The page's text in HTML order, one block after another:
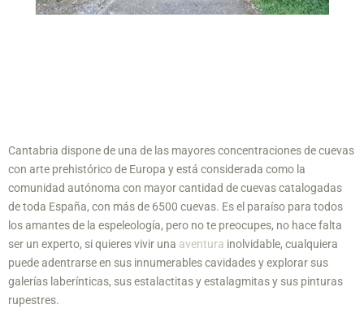
Cantabria dispone de una de las mayores concentraciones de cuevas
con arte prehistórico de Europa y está considerada como la
comunidad autónoma con mayor cantidad de cuevas catalogadas
de toda España, con más de 6500 cuevas. Es el paraíso para todos
los amantes de la espeleología, pero no te preocupes, no hace falta
ser un experto, si quieres vivir una aventura inolvidable, cualquiera
puede adentrarse en sus innumerables cavidades y explorar sus
galerías laberínticas, sus estalactitas y estalagmitas y sus pinturas
rupestres.